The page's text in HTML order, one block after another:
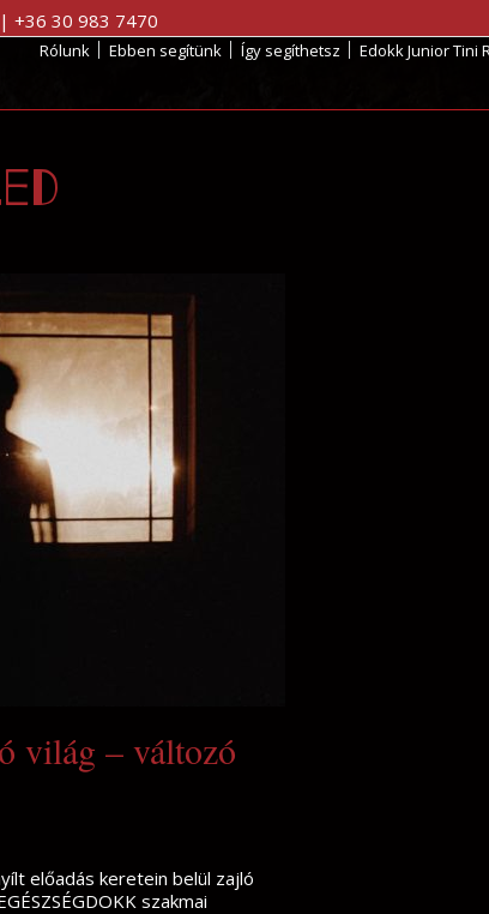
+36 30 983 7470
Rólunk Ebben segítünk Így segíthetsz Edokk Junior Tini
világ – változó
előadás keretein belül zajló
szakmai